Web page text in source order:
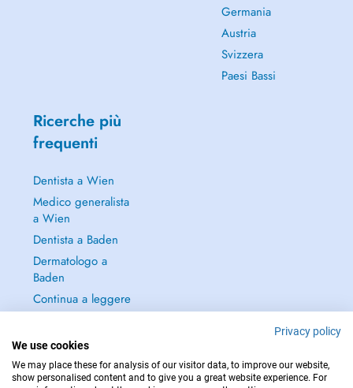
Germania
Austria
Svizzera
Paesi Bassi
Ricerche più
frequenti
Dentista a Wien
Medico generalista
a Wien
Dentista a Baden
Dermatologo a
Baden
Continua a leggere
→
Privacy policy
We use cookies
We may place these for analysis of our visitor data, to improve our website,
show personalised content and to give you a great website experience. For